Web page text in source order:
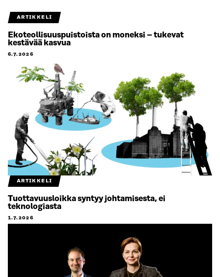
ARTIKKELI
Ekoteollisuuspuistoista on moneksi – tukevat
kestävää kasvua
6.7.2026
ARTIKKELI
Tuottavuusloikka syntyy johtamisesta, ei
teknologiasta
1.7.2026